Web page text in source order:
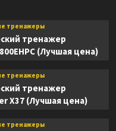
тренажеры
тренажер
(Лучшая цена)
тренажеры
тренажер
X37 (Лучшая цена)
тренажеры